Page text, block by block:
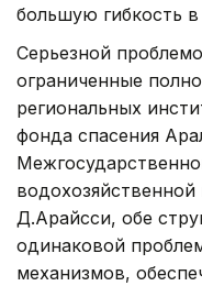
большую гибкость
Серьезной
ограниченные
региональных
фонда спасения
Д.Арайсси, обе
одинаковой
механизмов,